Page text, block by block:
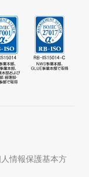
情報保護基本方